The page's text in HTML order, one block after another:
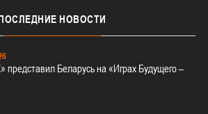
НОВОСТИ
представил Беларусь на «Играх Будущего –